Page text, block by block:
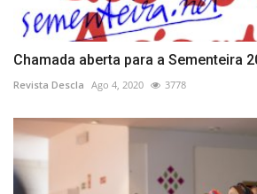
Chamada aberta para a Sementeira
Revista Descla Ago 4, 2020 3778